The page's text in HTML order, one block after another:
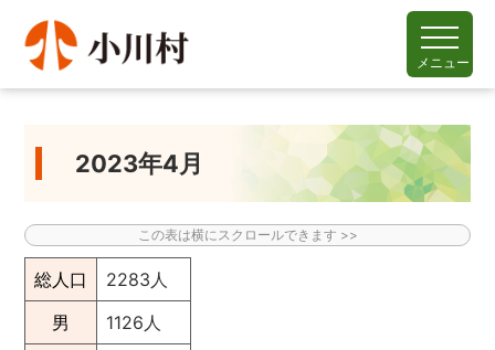
メニュー
2023年4月
総人口
2283人
男
1126人